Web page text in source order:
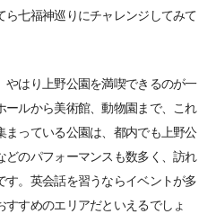
七福神巡りにチャレンジしてみて
やはり上野公園を満喫できるのが一
ールから美術館、動物園まで、これ
まっている公園は、都内でも上野公
どのパフォーマンスも数多く、訪れ
す。英会話を習うならイベントが多
すめのエリアだといえるでしょ